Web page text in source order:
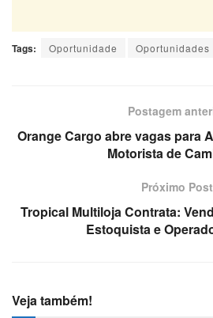
Tags: Oportunidade Oportunidades
Postagem
Orange Cargo abre vagas para
Motorista de
Próximo Post
Tropical Multiloja Contrata:
Estoquista e
Veja também!